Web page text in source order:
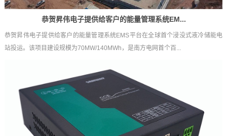
恭贺昇伟电子提供给客户的能量管理系统EM...
恭贺昇伟电子提供给客户的能量管理系统EMS平台在全球首个浸没式液冷储能电
站投运。该项目建设规模为70MW/140MWh，是南方电网首个百...